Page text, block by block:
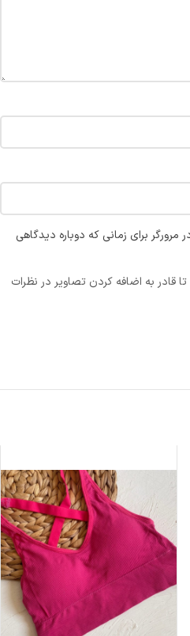
برای زمانی که دوباره دیدگاهی
قادر به اضافه کردن تصاویر در نظرات